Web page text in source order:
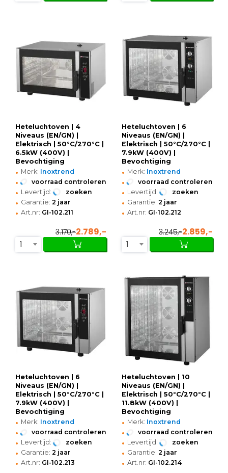
Heteluchtoven | 4
Niveaus (EN/GN) |
Elektrisch | 50°C/270°C |
6.5kW (400V) |
Bevochtiging
(Handmatig) |
865x735x565(h)mm
• Merk: Inoxtrend
• voorraad controleren
• Levertijd: zoeken
• Garantie: 2 jaar
• Art.nr: GI-102.211
3.170,-2.789,-
1
Heteluchtoven | 6
Niveaus (EN/GN) |
Elektrisch | 50°C/270°C |
7.9kW (400V) |
Bevochtiging
(Handmatig) |
865x775x715(h)mm
• Merk: Inoxtrend
• voorraad controleren
• Levertijd: zoeken
• Garantie: 2 jaar
• Art.nr: GI-102.212
3.245,-2.859,-
1
Heteluchtoven | 6
Niveaus (EN/GN) |
Elektrisch | 50°C/270°C |
7.9kW (400V) |
Bevochtiging
(Handmatig) |
865x775x715(h)mm
• Merk: Inoxtrend
• voorraad controleren
• Levertijd: zoeken
• Garantie: 2 jaar
• Art.nr: GI-102.213
Heteluchtoven | 10
Niveaus (EN/GN) |
Elektrisch | 50°C/270°C |
11.8kW (400V) |
Bevochtiging
(Handmatig) |
875x775x1015(h)mm
• Merk: Inoxtrend
• voorraad controleren
• Levertijd: zoeken
• Garantie: 2 jaar
• Art.nr: GI-102.214